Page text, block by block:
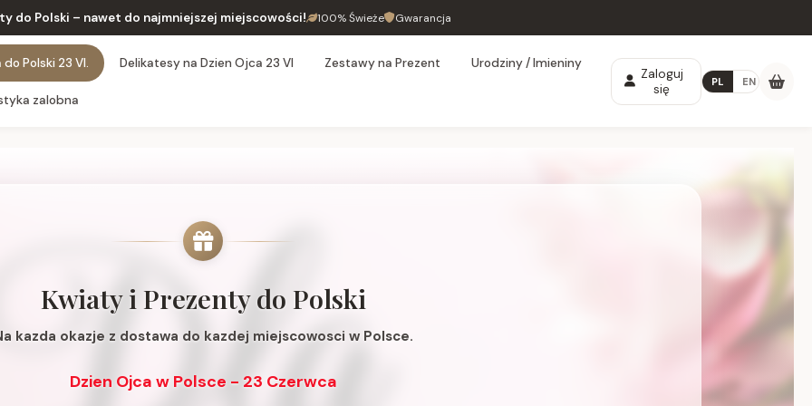
do Polski – nawet do najmniejszej miejscowości! 100% Świeże Gwarancja
Polski 23 VI. Delikatesy na Dzien Ojca 23 VI Zestawy na Prezent Urodziny / Imieniny
zalobna
Zaloguj
się
PL EN
Kwiaty i Prezenty do Polski
kazda okazje z dostawa do kazdej miejscowosci w Polsce.
Dzien Ojca w Polsce - 23 Czerwca